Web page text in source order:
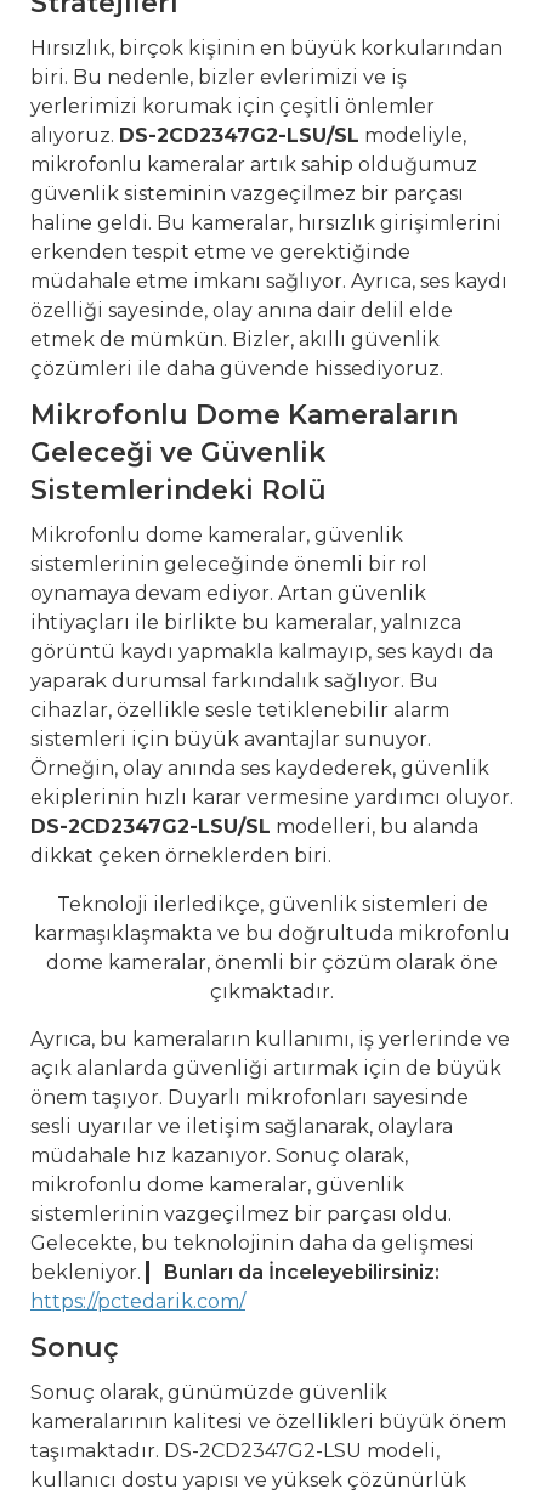
Hırsızlık, birçok kişinin en büyük korkularından
biri. Bu nedenle, bizler evlerimizi ve iş
yerlerimizi korumak için çeşitli önlemler
alıyoruz. DS-2CD2347G2-LSU/SL modeliyle,
mikrofonlu kameralar artık sahip olduğumuz
güvenlik sisteminin vazgeçilmez bir parçası
haline geldi. Bu kameralar, hırsızlık girişimlerini
erkenden tespit etme ve gerektiğinde
müdahale etme imkanı sağlıyor. Ayrıca, ses kaydı
özelliği sayesinde, olay anına dair delil elde
etmek de mümkün. Bizler, akıllı güvenlik
çözümleri ile daha güvende hissediyoruz.
Mikrofonlu Dome Kameraların
Geleceği ve Güvenlik
Sistemlerindeki Rolü
Mikrofonlu dome kameralar, güvenlik
sistemlerinin geleceğinde önemli bir rol
oynamaya devam ediyor. Artan güvenlik
ihtiyaçları ile birlikte bu kameralar, yalnızca
görüntü kaydı yapmakla kalmayıp, ses kaydı da
yaparak durumsal farkındalık sağlıyor. Bu
cihazlar, özellikle sesle tetiklenebilir alarm
sistemleri için büyük avantajlar sunuyor.
Örneğin, olay anında ses kaydederek, güvenlik
ekiplerinin hızlı karar vermesine yardımcı oluyor.
DS-2CD2347G2-LSU/SL modelleri, bu alanda
dikkat çeken örneklerden biri.
Teknoloji ilerledikçe, güvenlik sistemleri de
karmaşıklaşmakta ve bu doğrultuda mikrofonlu
dome kameralar, önemli bir çözüm olarak öne
çıkmaktadır.
Ayrıca, bu kameraların kullanımı, iş yerlerinde ve
açık alanlarda güvenliği artırmak için de büyük
önem taşıyor. Duyarlı mikrofonları sayesinde
sesli uyarılar ve iletişim sağlanarak, olaylara
müdahale hız kazanıyor. Sonuç olarak,
mikrofonlu dome kameralar, güvenlik
sistemlerinin vazgeçilmez bir parçası oldu.
Gelecekte, bu teknolojinin daha da gelişmesi
bekleniyor.
Bunları da İnceleyebilirsiniz:
https://pctedarik.com/
Sonuç
Sonuç olarak, günümüzde güvenlik
kameralarının kalitesi ve özellikleri büyük önem
taşımaktadır. DS-2CD2347G2-LSU modeli,
kullanıcı dostu yapısı ve yüksek çözünürlük